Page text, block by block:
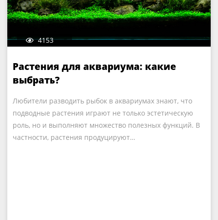
4153
Растения для аквариума: какие
выбрать?
Любители разводить рыбок в аквариумах знают, что
подводные растения играют не только эстетическую
роль, но и выполняют множество полезных функций. В
частности, растения продуцируют…